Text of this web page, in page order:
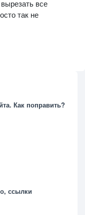
все
так не
Как поправить?
ссылки